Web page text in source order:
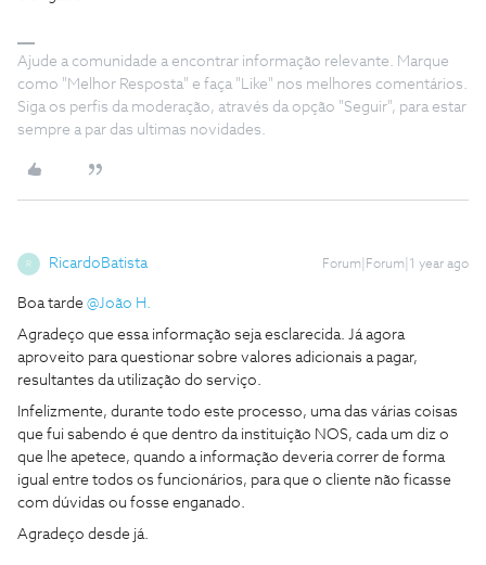
Ajude a comunidade a encontrar informação relevante. Marque
como "Melhor Resposta" e faça "Like" nos melhores comentários.
Siga os perfis da moderação, através da opção "Seguir", para estar
sempre a par das ultimas novidades.
R RicardoBatista Forum|Forum|1 year ago
Boa tarde ​ @João H.
Agradeço que essa informação seja esclarecida. Já agora
aproveito para questionar sobre valores adicionais a pagar,
resultantes da utilização do serviço.
Infelizmente, durante todo este processo, uma das várias coisas
que fui sabendo é que dentro da instituição NOS, cada um diz o
que lhe apetece, quando a informação deveria correr de forma
igual entre todos os funcionários, para que o cliente não ficasse
com dúvidas ou fosse enganado.
Agradeço desde já.